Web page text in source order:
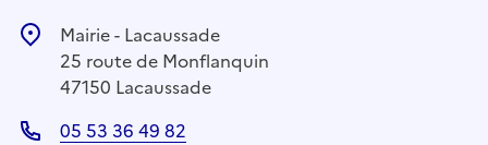
Mairie - Lacaussade
25 route de Monflanquin
47150 Lacaussade
05 53 36 49 82